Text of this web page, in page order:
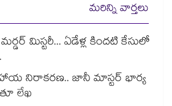
మరిన్ని వార్తలు
మిస్టరీ... ఏడేళ్ల కిందటి కేసులో
నిరాకరణ.. జానీ మాస్టర్ భార్య
లేఖ